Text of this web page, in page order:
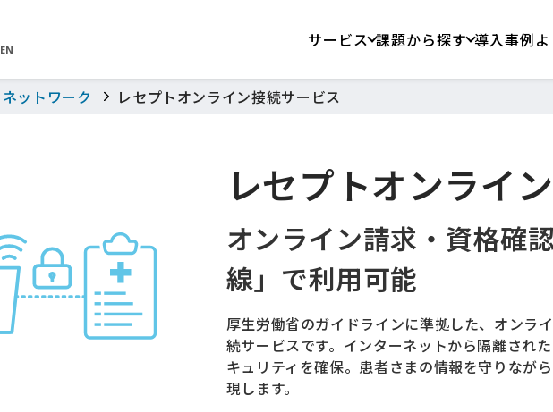
EN サービス 課題から探す 導入事例
ネットワーク レセプトオンライン接続サービス
レセプトオンライ
オンライン請求・資格確
線」で利用可能
厚生労働省のガイドラインに準拠した、オンラ
続サービスです。インターネットから隔離され
キュリティを確保。患者さまの情報を守りなが
現します。